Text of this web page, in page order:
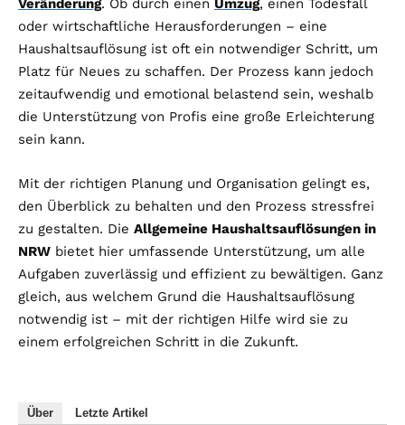
Veränderung. Ob durch einen Umzug, einen Todesfall
oder wirtschaftliche Herausforderungen – eine
Haushaltsauflösung ist oft ein notwendiger Schritt, um
Platz für Neues zu schaffen. Der Prozess kann jedoch
zeitaufwendig und emotional belastend sein, weshalb
die Unterstützung von Profis eine große Erleichterung
sein kann.
Mit der richtigen Planung und Organisation gelingt es,
den Überblick zu behalten und den Prozess stressfrei
zu gestalten. Die Allgemeine Haushaltsauflösungen in
NRW bietet hier umfassende Unterstützung, um alle
Aufgaben zuverlässig und effizient zu bewältigen. Ganz
gleich, aus welchem Grund die Haushaltsauflösung
notwendig ist – mit der richtigen Hilfe wird sie zu
einem erfolgreichen Schritt in die Zukunft.
Über Letzte Artikel